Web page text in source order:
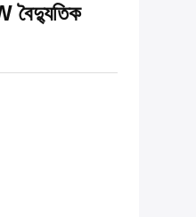
বৈদ্যুতিক